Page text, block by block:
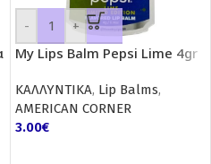
- +
My Lips Balm Pepsi Lime 4gr
ΚΑΛΛΥΝΤΙΚΑ, Lip Balms,
AMERICAN CORNER
3.00€